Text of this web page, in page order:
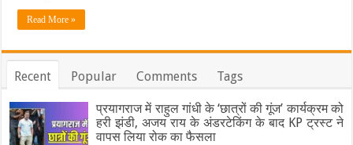
जुड़ी
जानकारी
Read More »
Recent Popular Comments Tags
प्रयागराज में राहुल गांधी के ‘छात्रों की गूंज’ कार्यक्रम को
हरी झंडी, अजय राय के अंडरटेकिंग के बाद KP ट्रस्ट ने
वापस लिया रोक का फैसला